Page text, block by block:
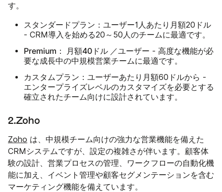
す。
スタンダードプラン： ユーザー1人あたり月額20ドル
- CRM導入を始める20～50人のチームに最適です。
Premium： 月額40ドル ／ユーザー - 高度な機能が必
要な成長中の中規模営業チームに最適です。
カスタムプラン： ユーザーあたり月額60ドルから -
エンタープライズレベルのカスタマイズを必要とする
確立されたチーム向けに設計されています。
2.Zoho
Zoho は、中規模チーム向けの強力な営業機能を備えた
CRMシステムですが、設定の複雑さが伴います。顧客体
験の設計、営業プロセスの管理、ワークフローの自動化機
能に加え、イベント管理や顧客セグメンテーションを含む
マーケティング機能を備えています。